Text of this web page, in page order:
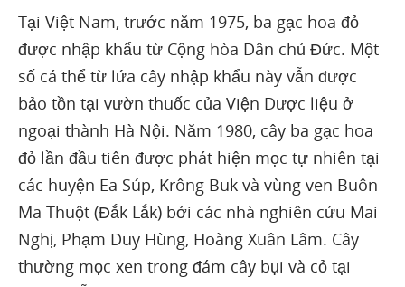
Tại Việt Nam, trước năm 1975, ba gạc hoa đỏ
được nhập khẩu từ Cộng hòa Dân chủ Đức. Một
số cá thể từ lứa cây nhập khẩu này vẫn được
bảo tồn tại vườn thuốc của Viện Dược liệu ở
ngoại thành Hà Nội. Năm 1980, cây ba gạc hoa
đỏ lần đầu tiên được phát hiện mọc tự nhiên tại
các huyện Ea Súp, Krông Buk và vùng ven Buôn
Ma Thuột (Đắk Lắk) bởi các nhà nghiên cứu Mai
Nghị, Phạm Duy Hùng, Hoàng Xuân Lâm. Cây
thường mọc xen trong đám cây bụi và cỏ tại